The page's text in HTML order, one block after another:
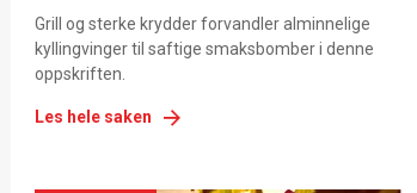
Grill og sterke krydder forvandler alminnelige
kyllingvinger til saftige smaksbomber i denne
oppskriften.
Les hele saken